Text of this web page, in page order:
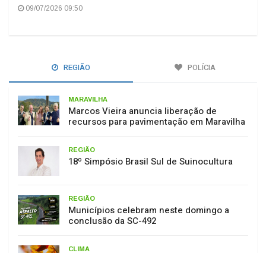
09/07/2026 09:50
REGIÃO POLÍCIA
MARAVILHA
Marcos Vieira anuncia liberação de
recursos para pavimentação em Maravilha
REGIÃO
18º Simpósio Brasil Sul de Suinocultura
REGIÃO
Municípios celebram neste domingo a
conclusão da SC-492
CLIMA